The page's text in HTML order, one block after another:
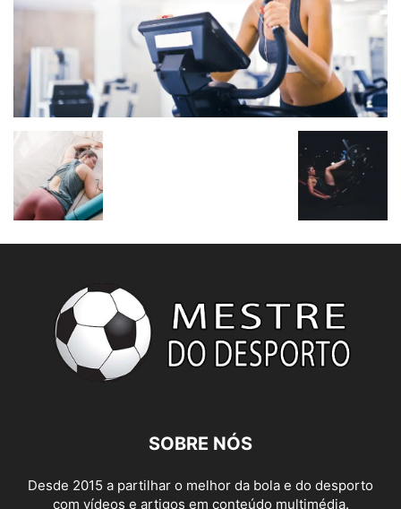
SOBRE NÓS
Desde 2015 a partilhar o melhor da bola e do desporto
com vídeos e artigos em conteúdo multimédia.